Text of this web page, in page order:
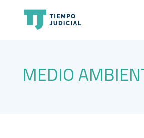
MEDIO